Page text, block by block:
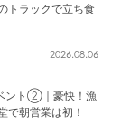
トラックで立ち食
2026.08.06
ント②｜豪快！漁
朝営業は初！